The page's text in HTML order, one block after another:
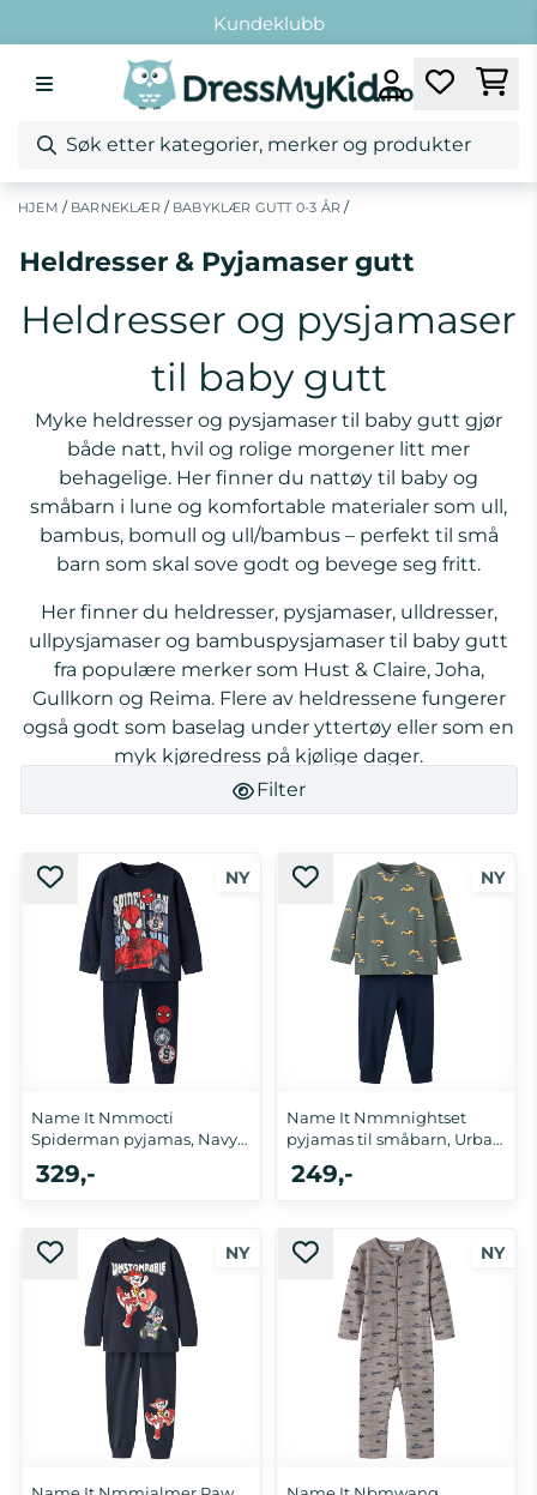
Fri retur ved bytte
Fri frakt over 1299,-*
HJEM / BARNEKLÆR / BABYKLÆR GUTT 0-3 ÅR/
Heldresser & Pyjamaser gutt
Heldresser og pysjamaser
til baby gutt
Myke heldresser og pysjamaser til baby gutt gjør
både natt, hvil og rolige morgener litt mer
behagelige. Her finner du nattøy til baby og
småbarn i lune og komfortable materialer som ull,
bambus, bomull og ull/bambus – perfekt til små
barn som skal sove godt og bevege seg fritt.
Her finner du heldresser, pysjamaser, ulldresser,
ullpysjamaser og bambuspysjamaser til baby gutt
fra populære merker som Hust & Claire, Joha,
Gullkorn og Reima. Flere av heldressene fungerer
også godt som baselag under yttertøy eller som en
myk kjøredress på kjølige dager.
Filter
Name It Nmmocti
Spiderman pyjamas, Navy
Blazer
86, 92, 98, 104, 110, 116
329,-
Name It Nmmnightset
pyjamas til småbarn, Urban
...
86/92, 98/104, 110/116, 122/128
249,-